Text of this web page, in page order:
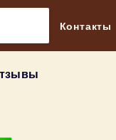
Контакты